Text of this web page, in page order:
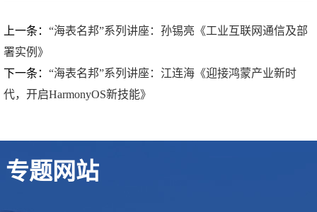
上一条： “海表名邦”系列讲座：孙锡亮《工业互联网通信及部
署实例》
下一条： “海表名邦”系列讲座：江连海《迎接鸿蒙产业新时
代，开启HarmonyOS新技能》
专题网站